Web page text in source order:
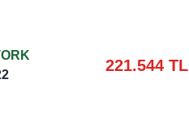
221.544 TL